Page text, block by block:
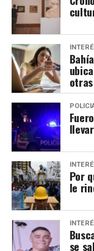
Por
le
se